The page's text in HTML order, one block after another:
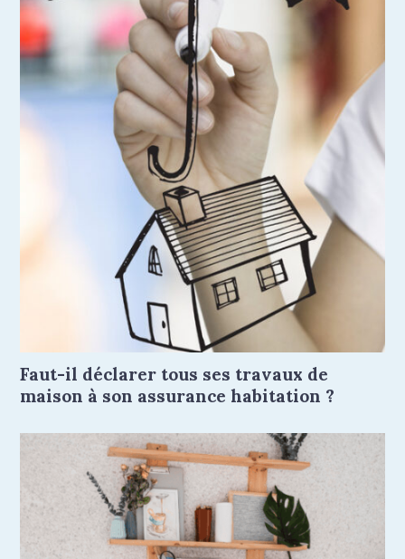
Faut-il déclarer tous ses travaux de
maison à son assurance habitation ?